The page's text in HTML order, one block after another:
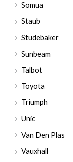
Somua
Staub
Studebaker
Sunbeam
Talbot
Toyota
Triumph
Unic
Van Den Plas
Vauxhall